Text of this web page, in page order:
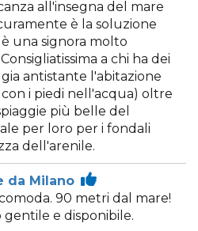
all'insegna del mare
è la soluzione
una signora molto
a chi ha dei
antistante l'abitazione
con i piedi nell'acqua) oltre
più belle del
per loro per i fondali
dell'arenile.
da Milano
90 metri dal mare!
e disponibile.